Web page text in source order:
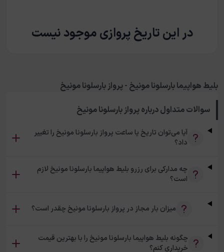
در این تاریخ پروازی موجود نیست
بلیط هواپیما بارسلونا مونیخ - پرواز بارسلونا مونیخ
سوالات متداول دربارهپرواز بارسلونا مونیخ
آیا می‌توان تاریخ یا ساعت پرواز بارسلونا مونیخ را تغییر
داد؟
چه مدارکی برای رزرو بلیط هواپیما بارسلونا مونیخ لازم
است؟
میزان بار مجاز در پرواز بارسلونا مونیخ چقدر است؟
چگونه بلیط هواپیما بارسلونا مونیخ را با بهترین قیمت
خریداری کنم؟